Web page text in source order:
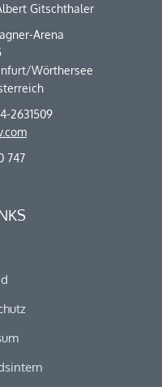
Gitschthaler
Arena
Wörthersee
2631509
747